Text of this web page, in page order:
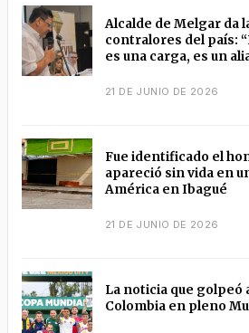
Alcalde de Melgar da
contralores del país:
es una carga, es un
21 DE JUNIO DE 2026
Fue identificado el
apareció sin vida en
América en Ibagué
21 DE JUNIO DE 2026
La noticia que golpeó
Colombia en pleno